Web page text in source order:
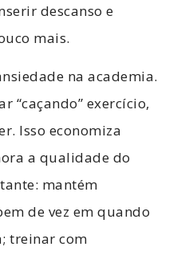
descanso e
mais.
na academia.
“caçando” exercício,
Isso economiza
a qualidade do
mantém
de vez em quando
treinar com